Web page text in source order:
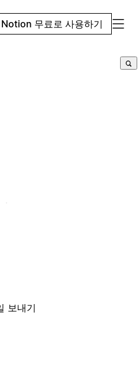
Notion 무료로 사용하기
보내기